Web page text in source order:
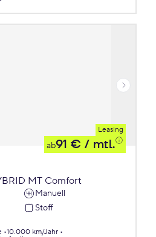
Leasing
ab91 € / mtl.
MT Comfort
Manuell
Stoff
10.000 km/Jahr